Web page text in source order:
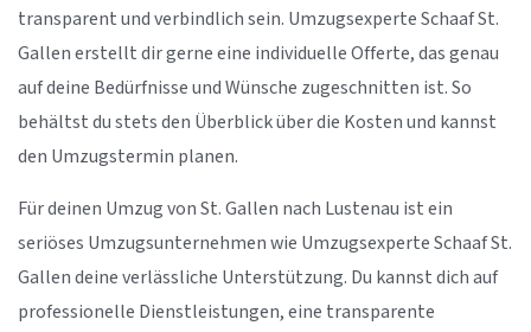
transparent und verbindlich sein. Umzugsexperte Schaaf St.
Gallen erstellt dir gerne eine individuelle Offerte, das genau
auf deine Bedürfnisse und Wünsche zugeschnitten ist. So
behältst du stets den Überblick über die Kosten und kannst
den Umzugstermin planen.
Für deinen Umzug von St. Gallen nach Lustenau ist ein
seriöses Umzugsunternehmen wie Umzugsexperte Schaaf St.
Gallen deine verlässliche Unterstützung. Du kannst dich auf
professionelle Dienstleistungen, eine transparente